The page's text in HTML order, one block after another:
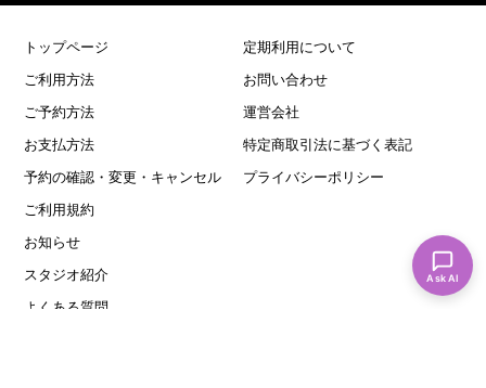
トップページ
ご利用方法
ご予約方法
お支払方法
予約の確認・変更・キャンセル
ご利用規約
お知らせ
スタジオ紹介
よくある質問
定期利用について
お問い合わせ
運営会社
特定商取引法に基づく表記
プライバシーポリシー
Ask AI